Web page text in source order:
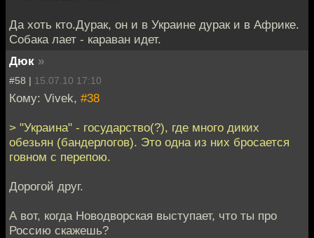
Да хоть кто.Дурак, он и в Украине дурак и в Африке.
Собака лает - караван идет.
Дюк »
#58 | 15.07.10 17:10
Кому: Vivek, #38
> "Украина" - государство(?), где много диких
обезьян (бандерлогов). Это одна из них бросается
говном с перепою.
Дорогой друг.
А вот, когда Новодворская выступает, что ты про
Россию скажешь?